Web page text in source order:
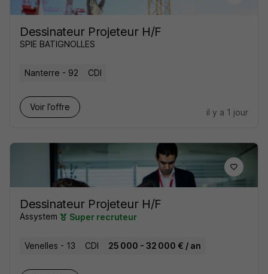
Dessinateur Projeteur H/F
SPIE BATIGNOLLES
Nanterre - 92 CDI
Voir l’offre
il y a 1 jour
Dessinateur Projeteur H/F
Assystem Super recruteur
Venelles - 13 CDI 25 000 - 32 000 € / an